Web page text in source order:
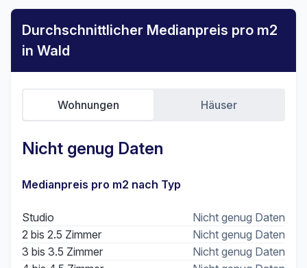
Durchschnittlicher Medianpreis pro m2
in Wald
Nicht genug Daten
Wohnungen Häuser
Medianpreis pro m2 nach Typ
Studio
Nicht genug Daten
2 bis 2.5 Zimmer
Nicht genug Daten
3 bis 3.5 Zimmer
Nicht genug Daten